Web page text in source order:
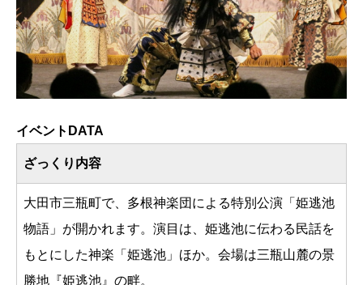
イベントDATA
ざっくり内容
大田市三瓶町で、多根神楽団による特別公演「姫逃池
物語」が開かれます。演目は、姫逃池に伝わる民話を
もとにした神楽「姫逃池」ほか。会場は三瓶山麓の景
勝地『姫逃池』の畔。